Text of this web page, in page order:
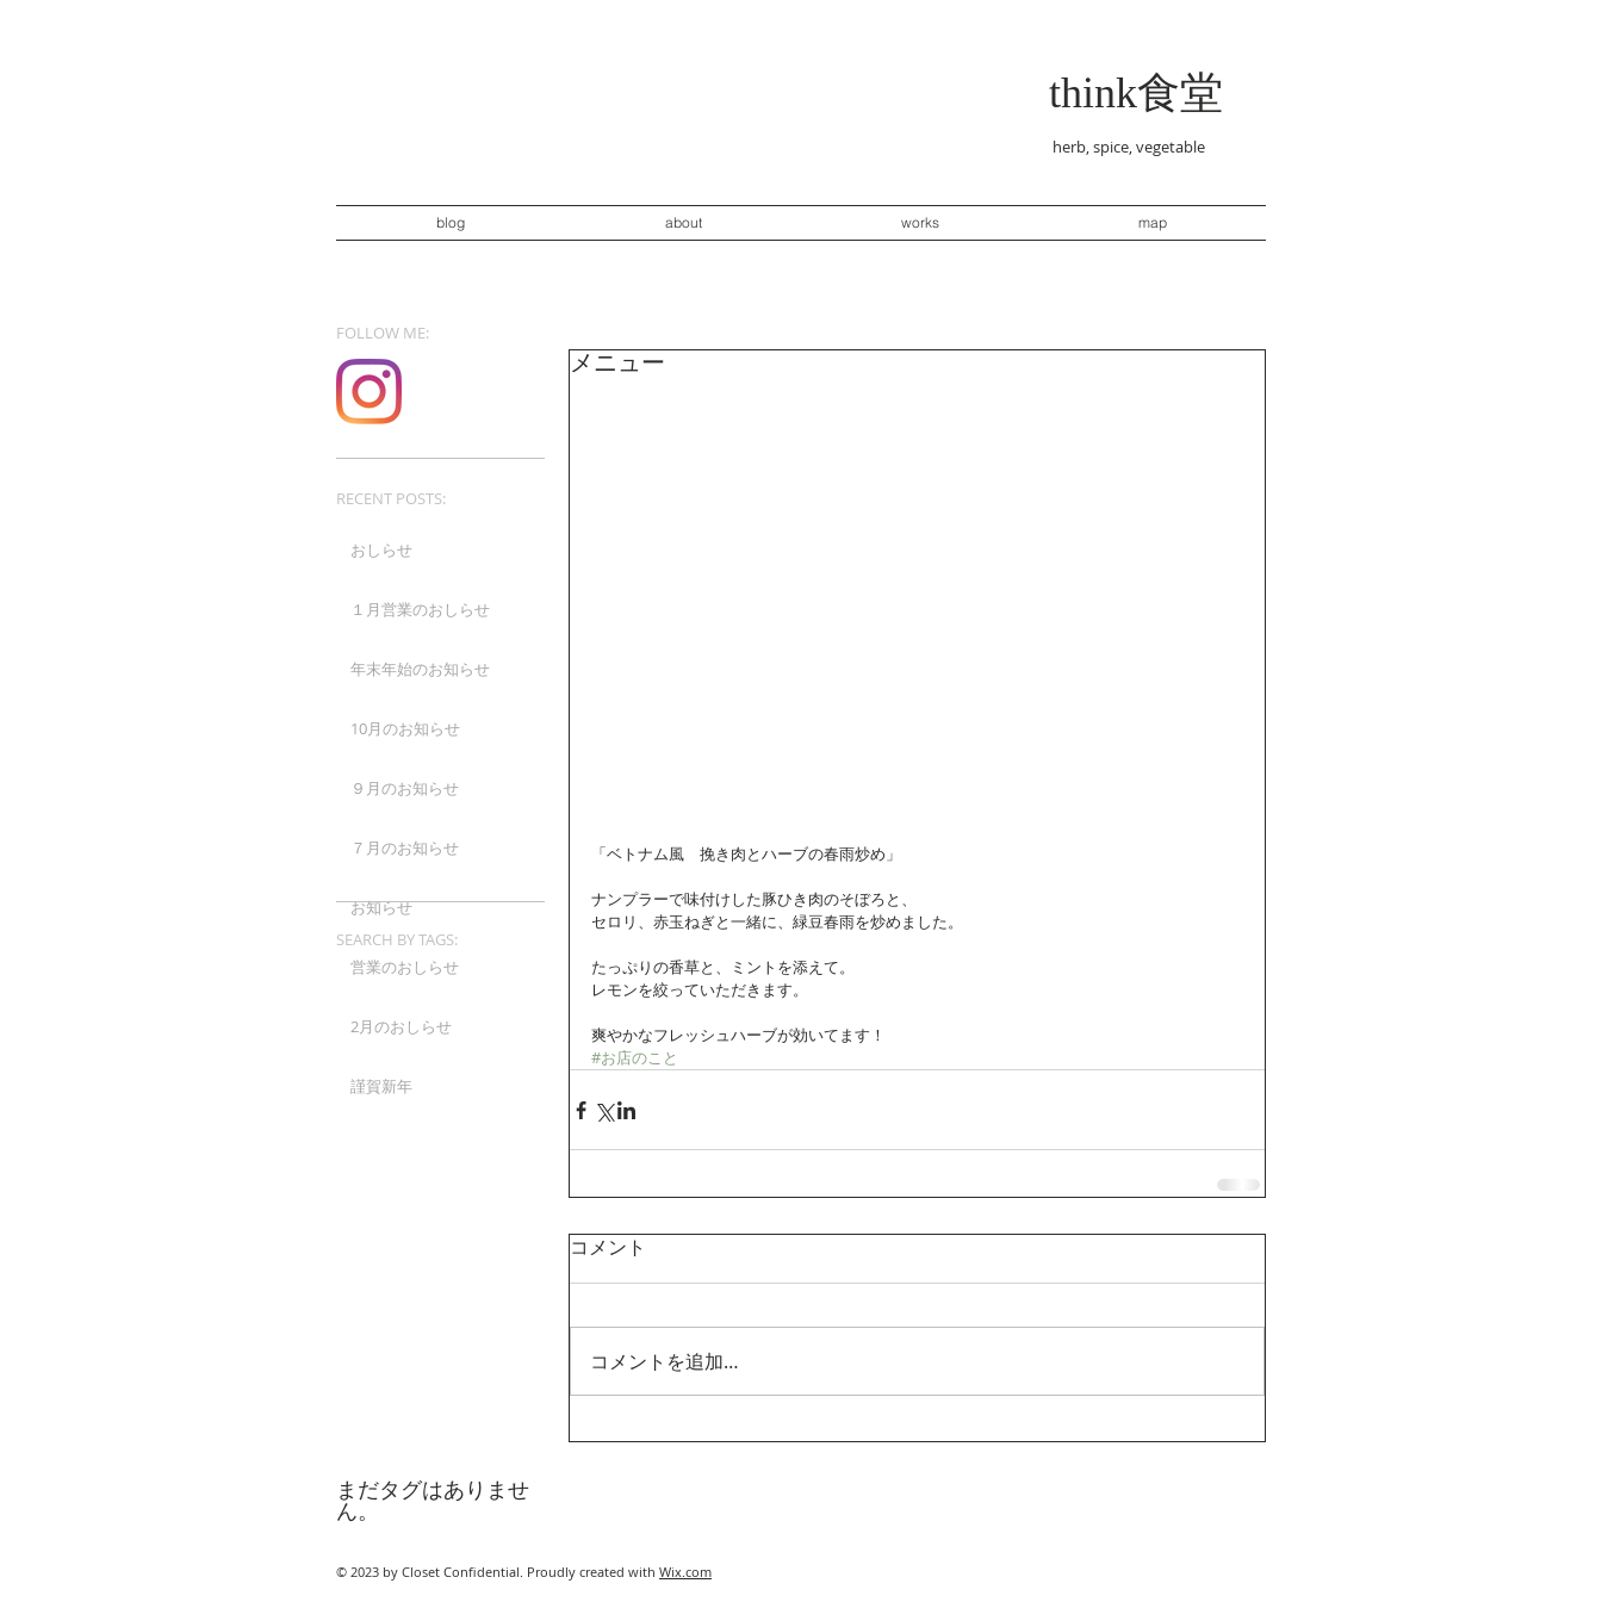
think食堂
herb, spice, vegetable
blog about works map
SEARCH BY TAGS:
おしらせ
１月営業のおしらせ
年末年始のお知らせ
10月のお知らせ
９月のお知らせ
７月のお知らせ
お知らせ
営業のおしらせ
2月のおしらせ
謹賀新年
RECENT POSTS:
FOLLOW ME:
メニュー
「ベトナム風　挽き肉とハーブの春雨炒め」
ナンプラーで味付けした豚ひき肉のそぼろと、
セロリ、赤玉ねぎと一緒に、緑豆春雨を炒めました。
たっぷりの香草と、ミントを添えて。
レモンを絞っていただきます。
爽やかなフレッシュハーブが効いてます！
#お店のこと
コメント
コメントを追加…
まだタグはありませ
ん。
© 2023 by Closet Confidential. Proudly created with Wix.com